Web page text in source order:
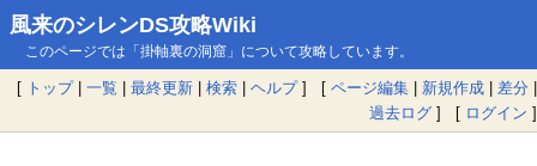
風来のシレンDS攻略Wiki
このページでは「掛軸裏の洞窟」について攻略しています。
[ トップ| 一覧 | 最終更新 | 検索 | ヘルプ] [ ページ編集 | 新規作成 | 差分 |
過去ログ ] [ ログイン ]